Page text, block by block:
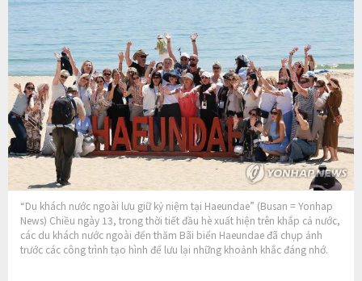
“Du khách nước ngoài lưu giữ kỷ niệm tại Haeundae” (Busan = Yonhap
News) Chiều ngày 13, trong thời tiết đầu hè xuất hiện trên khắp cả nước,
các du khách nước ngoài đến thăm Bãi biển Haeundae đã chụp ảnh
trước các công trình tạo hình để lưu lại những khoảnh khắc đáng nhớ.